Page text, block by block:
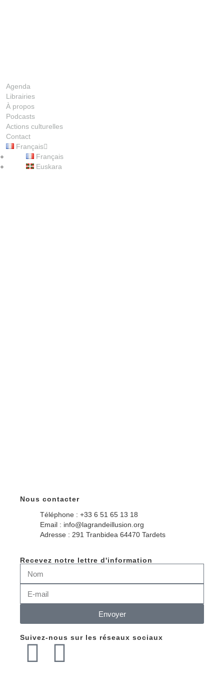
Agenda
Librairies
À propos
Podcasts
Actions culturelles
Contact
Français
Français
Euskara
00:00
Nous contacter
Téléphone : +33 6 51 65 13 18
Email : info@lagrandeillusion.org
Adresse : 291 Tranbidea 64470 Tardets
Recevez notre lettre d'information
Envoyer
Suivez-nous sur les réseaux sociaux